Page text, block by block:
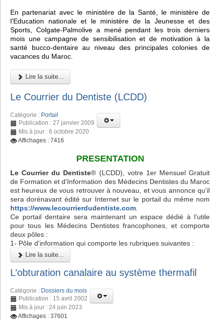
En partenariat avec le ministère de la Santé, le ministère de
l'Education nationale et le ministère de la Jeunesse et des
Sports, Colgate-Palmolive a mené pendant les trois derniers
mois une campagne de sensibilisation et de motivation à la
santé bucco-dentaire au niveau des principales colonies de
vacances du Maroc.
Lire la suite...
Le Courrier du Dentiste (LCDD)
Catégorie : Portail
Publication : 27 janvier 2009
Mis à jour : 6 octobre 2020
Affichages : 7416
PRESENTATION
Le Courrier du Dentiste® (LCDD), votre 1er Mensuel Gratuit
de Formation et d’Information des Médecins Dentistes du Maroc
est heureux de vous retrouver à nouveau, et vous annonce qu’il
sera dorénavant édité sur Internet sur le portail du même nom
https://www.lecourrierdudentiste.com
Ce portail dentaire sera maintenant un espace dédié à l’utile
pour tous les Médecins Dentistes francophones, et comporte
deux pôles :
1- Pôle d'information qui comporte les rubriques suivantes :
Lire la suite...
L’obturation canalaire au système thermafil
Catégorie : Dossiers du mois
Publication : 15 avril 2002
Mis à jour : 24 juin 2023
Affichages : 37601